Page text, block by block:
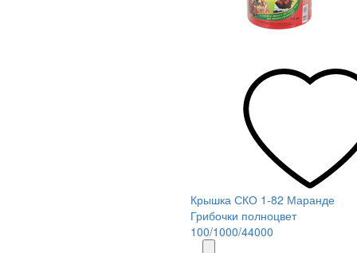
Крышка СКО 1-82 Маранде
Грибочки полноцвет
100/1000/44000